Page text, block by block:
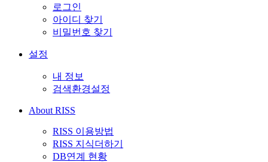
로그인
아이디 찾기
비밀번호 찾기
설정
내 정보
검색환경설정
About RISS
RISS 이용방법
RISS 지식더하기
DB연계 현황